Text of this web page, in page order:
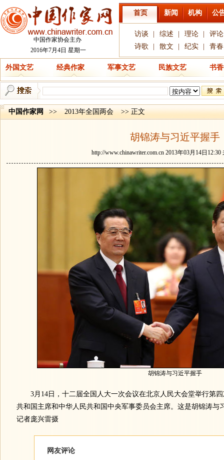
中国作家协会主办
2016年7月4日 星期一
首页 新闻 机构 公
访谈 综述 理论
评论
诗歌
散文 纪实 青春
外国文艺 经典作家 军事文艺 民族文艺 书
中国作家网 >> 2013年全国两会 >> 正文
胡锦涛与习近平握手
http://www.chinawriter.com.cn 2013年03月14日
胡锦涛与习近平握手
3月14日，十二届全国人大一次会议在北京人民大会堂举行第四
共和国主席和中华人民共和国中央军事委员会主席。这是胡锦涛与
记者庞兴雷摄
网友评论